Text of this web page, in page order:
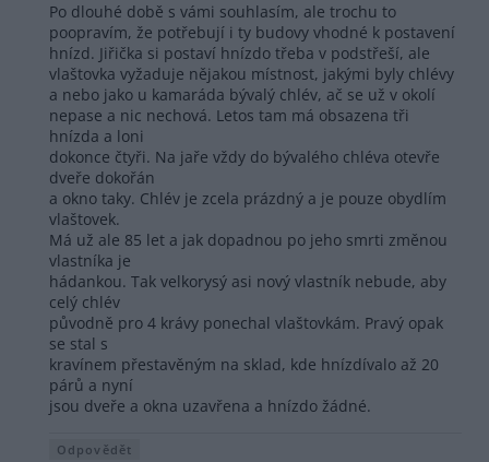
Po dlouhé době s vámi souhlasím, ale trochu to
poopravím, že potřebují i ty budovy vhodné k postavení
hnízd. Jiřička si postaví hnízdo třeba v podstřeší, ale
vlaštovka vyžaduje nějakou místnost, jakými byly chlévy
a nebo jako u kamaráda bývalý chlév, ač se už v okolí
nepase a nic nechová. Letos tam má obsazena tři
hnízda a loni
dokonce čtyři. Na jaře vždy do bývalého chléva otevře
dveře dokořán
a okno taky. Chlév je zcela prázdný a je pouze obydlím
vlaštovek.
Má už ale 85 let a jak dopadnou po jeho smrti změnou
vlastníka je
hádankou. Tak velkorysý asi nový vlastník nebude, aby
celý chlév
původně pro 4 krávy ponechal vlaštovkám. Pravý opak
se stal s
kravínem přestavěným na sklad, kde hnízdívalo až 20
párů a nyní
jsou dveře a okna uzavřena a hnízdo žádné.
Odpovědět